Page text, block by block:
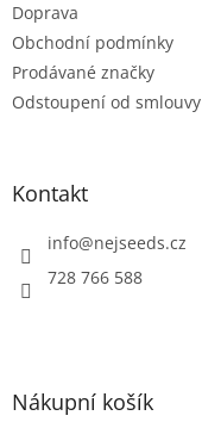
Doprava
Obchodní podmínky
Prodávané značky
Odstoupení od smlouvy
Kontakt
info@nejseeds.cz
728 766 588
Nákupní košík